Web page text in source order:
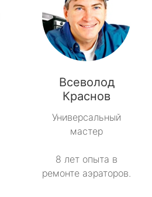
Всеволод
Краснов
Универсальный
мастер
8 лет опыта в
ремонте аэраторов.